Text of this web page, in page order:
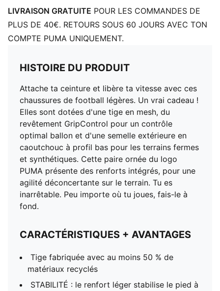
GripControl skin pour un contrôle parfait du ballon
TT : idéal pour les terrains artificiels (2G)
LIVRAISON GRATUITE POUR LES COMMANDES DE
PLUS DE 40€. RETOURS SOUS 60 JOURS AVEC TON
COMPTE PUMA UNIQUEMENT.
HISTOIRE DU PRODUIT
Attache ta ceinture et libère ta vitesse avec ces
chaussures de football légères. Un vrai cadeau !
Elles sont dotées d'une tige en mesh, du
revêtement GripControl pour un contrôle
optimal ballon et d'une semelle extérieure en
caoutchouc à profil bas pour les terrains fermes
et synthétiques. Cette paire ornée du logo
PUMA présente des renforts intégrés, pour une
agilité déconcertante sur le terrain. Tu es
inarrêtable. Peu importe où tu joues, fais-le à
fond.
CARACTÉRISTIQUES + AVANTAGES
Tige fabriquée avec au moins 50 % de
matériaux recyclés
STABILITÉ : le renfort léger stabilise le pied à